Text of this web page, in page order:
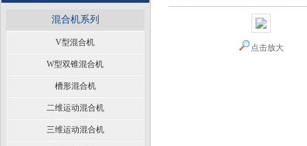
混合机系列
V型混合机
W型双锥混合机
槽形混合机
二维运动混合机
三维运动混合机
点击放大